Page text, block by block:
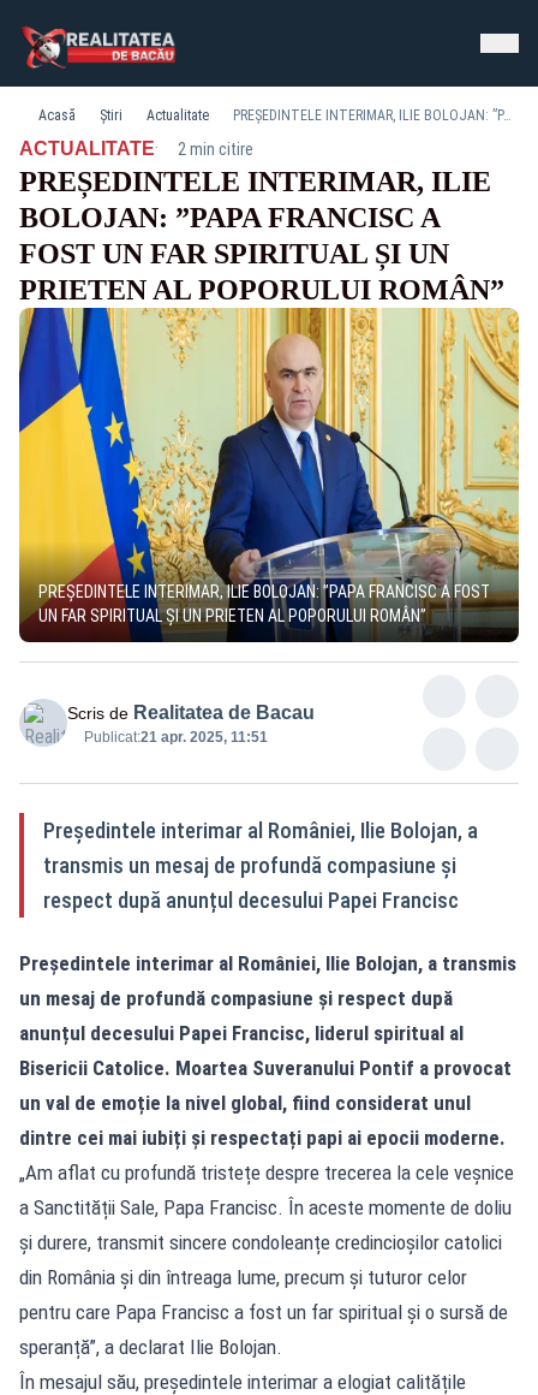
Acasă Știri Actualitate PREȘEDINTELE INTERIMAR, ILIE BOLOJAN: ”PAPA FRANCISC A FOST UN FAR SPIRITUAL ȘI UN PRIETEN AL POPORULUI ROMÂN”
ACTUALITATE· 2 min citire
PREȘEDINTELE INTERIMAR, ILIE
BOLOJAN: ”PAPA FRANCISC A
FOST UN FAR SPIRITUAL ȘI UN
PRIETEN AL POPORULUI ROMÂN”
PREȘEDINTELE INTERIMAR, ILIE BOLOJAN: ”PAPA FRANCISC A FOST
UN FAR SPIRITUAL ȘI UN PRIETEN AL POPORULUI ROMÂN”
Scris de Realitatea de Bacau
Publicat:21 apr. 2025, 11:51
Președintele interimar al României, Ilie Bolojan, a
transmis un mesaj de profundă compasiune și
respect după anunțul decesului Papei Francisc
Președintele interimar al României, Ilie Bolojan, a transmis
un mesaj de profundă compasiune și respect după
anunțul decesului Papei Francisc, liderul spiritual al
Bisericii Catolice. Moartea Suveranului Pontif a provocat
un val de emoție la nivel global, fiind considerat unul
dintre cei mai iubiți și respectați papi ai epocii moderne.
„Am aflat cu profundă tristețe despre trecerea la cele veșnice
a Sanctității Sale, Papa Francisc. În aceste momente de doliu
și durere, transmit sincere condoleanțe credincioșilor catolici
din România și din întreaga lume, precum și tuturor celor
pentru care Papa Francisc a fost un far spiritual și o sursă de
speranță”, a declarat Ilie Bolojan.
În mesajul său, președintele interimar a elogiat calitățile